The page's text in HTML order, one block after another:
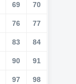
69 70
76 77
83 84
90 91
97 98